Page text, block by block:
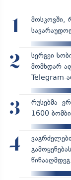
1
მოსკოვში,
2
სერგეი
მომხდარ
Telegram-
3
რუსებმა
1600
4